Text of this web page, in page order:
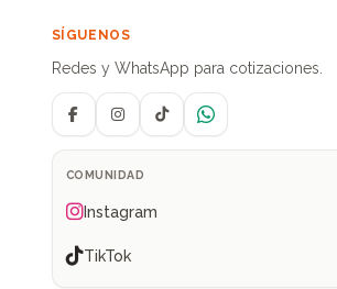
SÍGUENOS
Redes y WhatsApp para cotizaciones.
FacebookInstagramTikTokWhatsApp
COMUNIDAD
Instagram
TikTok